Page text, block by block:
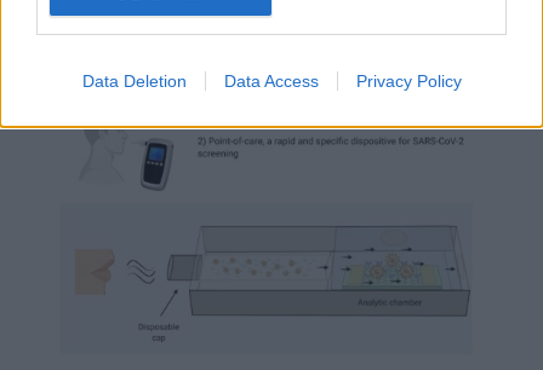
Data Deletion Data Access Privacy Policy